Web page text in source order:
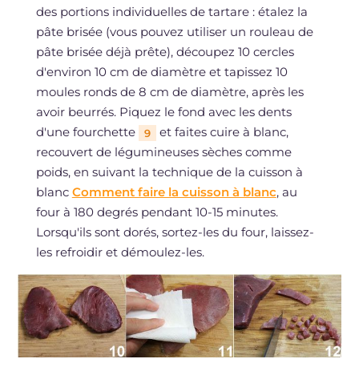
des portions individuelles de tartare : étalez la
pâte brisée (vous pouvez utiliser un rouleau de
pâte brisée déjà prête), découpez 10 cercles
d'environ 10 cm de diamètre et tapissez 10
moules ronds de 8 cm de diamètre, après les
avoir beurrés. Piquez le fond avec les dents
d'une fourchette
9
et faites cuire à blanc,
recouvert de légumineuses sèches comme
poids, en suivant la technique de la cuisson à
blanc Comment faire la cuisson à blanc, au
four à 180 degrés pendant 10-15 minutes.
Lorsqu'ils sont dorés, sortez-les du four, laissez-
les refroidir et démoulez-les.